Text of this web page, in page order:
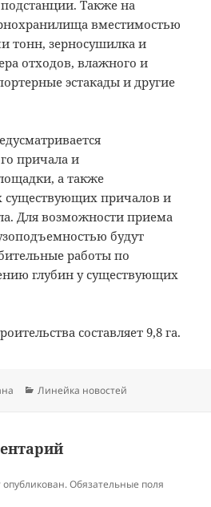
Также на
вместимостью
тонн, зерносушилка и
отходов, влажного и
эстакады и другие
причала и
а также
существующих причалов и
Для возможности приема
будут
работы по
глубин у существующих
составляет 9,8 га.
Рубрики
Линейка новостей
Обязательные поля